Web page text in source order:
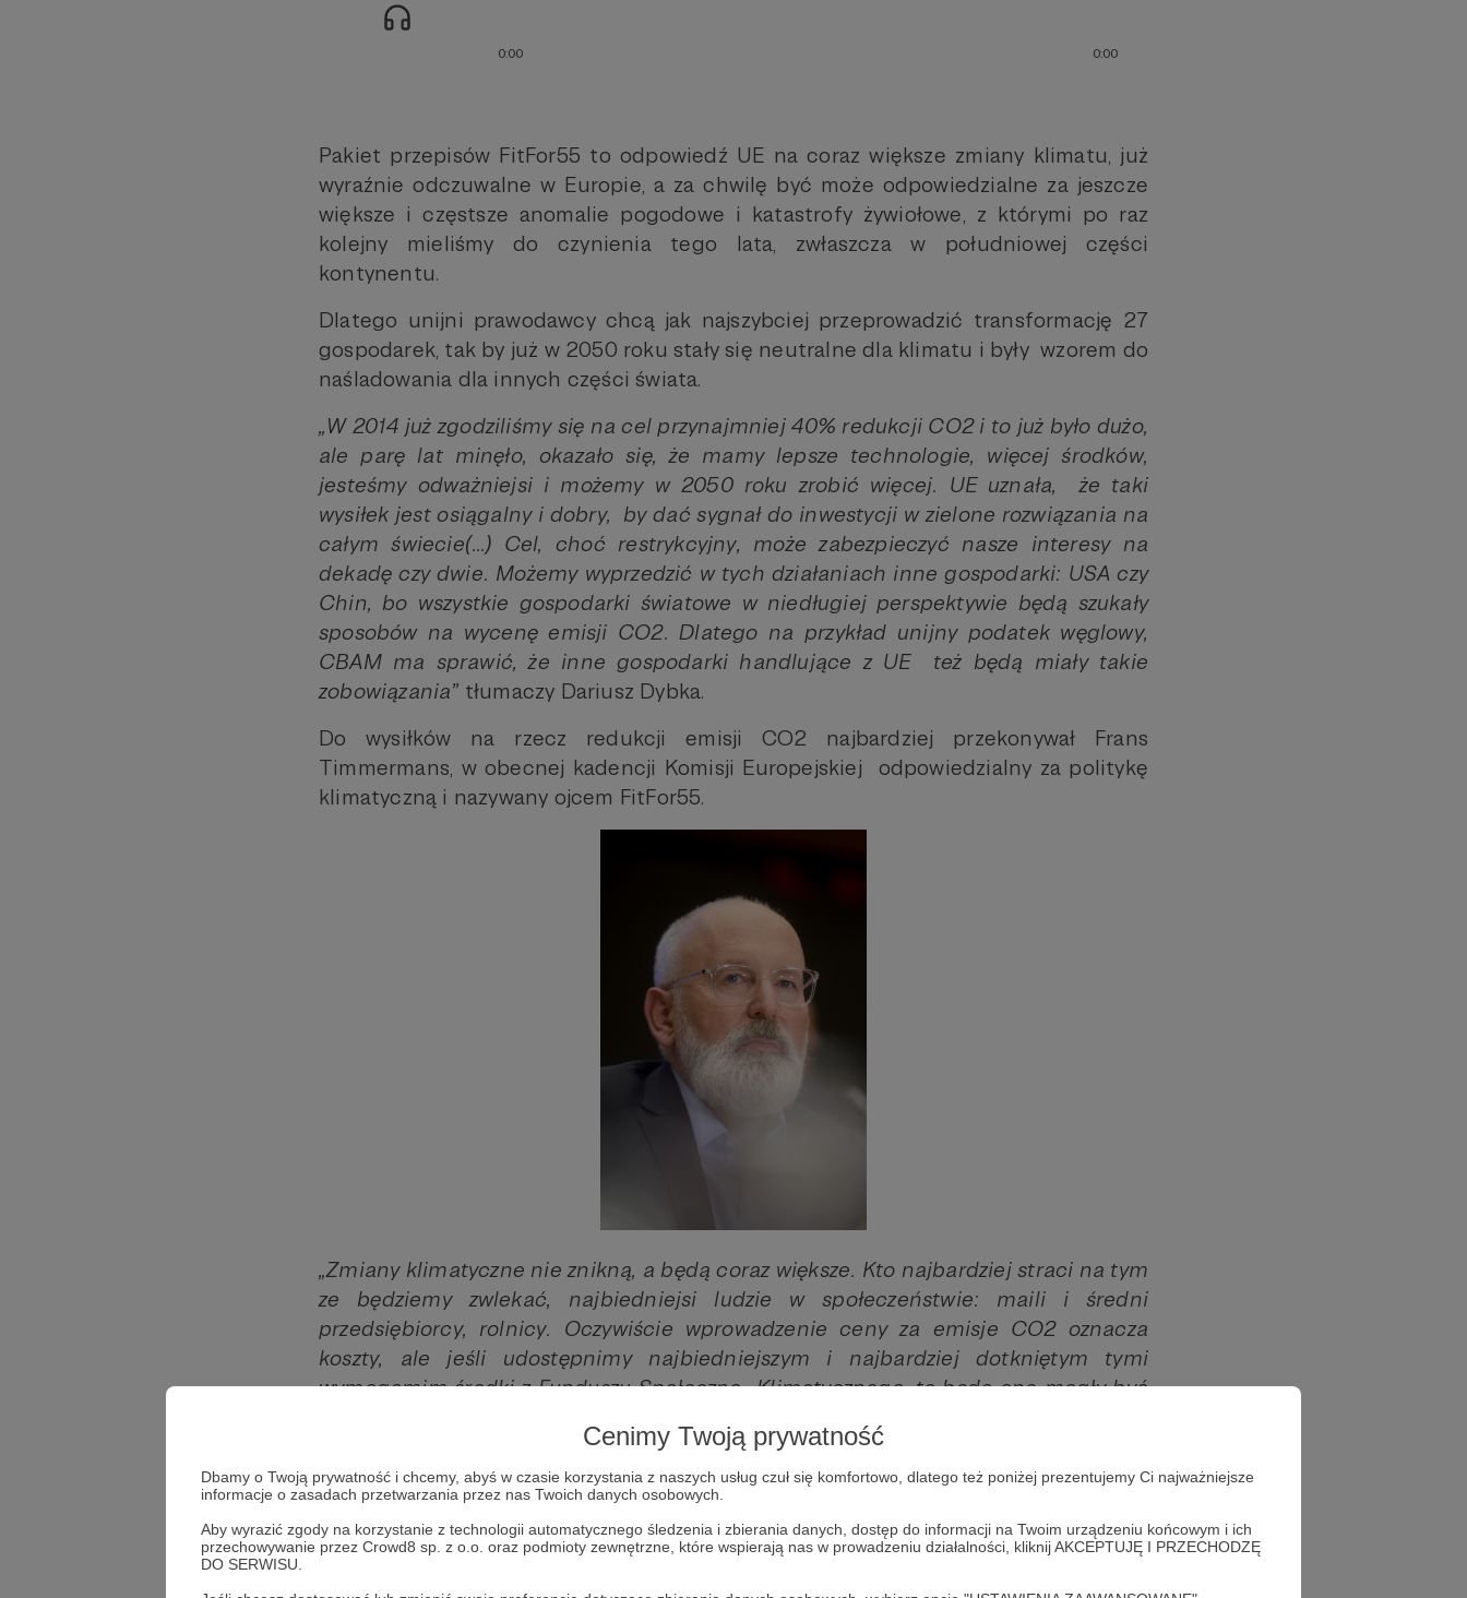
Cenimy Twoją prywatność
Dbamy o Twoją prywatność i chcemy, abyś w czasie korzystania z naszych usług czuł się komfortowo, dlatego też poniżej prezentujemy Ci najważniejsze
informacje o zasadach przetwarzania przez nas Twoich danych osobowych.
Aby wyrazić zgody na korzystanie z technologii automatycznego śledzenia i zbierania danych, dostęp do informacji na Twoim urządzeniu końcowym i ich
przechowywanie przez Crowd8 sp. z o.o. oraz podmioty zewnętrzne, które wspierają nas w prowadzeniu działalności, kliknij AKCEPTUJĘ I PRZECHODZĘ
DO SERWISU.
Pakiet przepisów FitFor55 to odpowiedź UE na coraz większe zmiany klimatu, już
wyraźnie odczuwalne w Europie, a za chwilę być może odpowiedzialne za jeszcze
większe i częstsze anomalie pogodowe i katastrofy żywiołowe, z którymi po raz
kolejny mieliśmy do czynienia tego lata, zwłaszcza w południowej części
kontynentu.
Dlatego unijni prawodawcy chcą jak najszybciej przeprowadzić transformację 27
gospodarek, tak by już w 2050 roku stały się neutralne dla klimatu i były wzorem do
naśladowania dla innych części świata.
„W 2014 już zgodziliśmy się na cel przynajmniej 40% redukcji CO2 i to już było dużo,
ale parę lat minęło, okazało się, że mamy lepsze technologie, więcej środków,
jesteśmy odważniejsi i możemy w 2050 roku zrobić więcej. UE uznała, że taki
wysiłek jest osiągalny i dobry, by dać sygnał do inwestycji w zielone rozwiązania na
całym świecie(…) Cel, choć restrykcyjny, może zabezpieczyć nasze interesy na
dekadę czy dwie. Możemy wyprzedzić w tych działaniach inne gospodarki: USA czy
Chin, bo wszystkie gospodarki światowe w niedługiej perspektywie będą szukały
sposobów na wycenę emisji CO2. Dlatego na przykład unijny podatek węglowy,
CBAM ma sprawić, że inne gospodarki handlujące z UE też będą miały takie
zobowiązania” tłumaczy Dariusz Dybka.
Do wysiłków na rzecz redukcji emisji CO2 najbardziej przekonywał Frans
Timmermans, w obecnej kadencji Komisji Europejskiej odpowiedzialny za politykę
klimatyczną i nazywany ojcem FitFor55.
„Zmiany klimatyczne nie znikną, a będą coraz większe. Kto najbardziej straci na tym
ze będziemy zwlekać, najbiedniejsi ludzie w społeczeństwie: maili i średni
przedsiębiorcy, rolnicy. Oczywiście wprowadzenie ceny za emisje CO2 oznacza
koszty, ale jeśli udostępnimy najbiedniejszym i najbardziej dotkniętym tymi
wymogamim środki z Funduszu Społeczno- Klimatycznego, to będą one mogły być
Trwająca rewolucja przemysłowa, połączona ze zmianami klimatycznym, których
doświadczamy, to największe wyzwanie w historii ludzkości. Zła wiadomość jest
taka, że już jesteśmy spóźnieni, dobra, że możemy to cały czas nadgonić! Jeśli
zaczniemy działać teraz!”tłumaczył Frans Timmermans w czasie jeden z debat nt.